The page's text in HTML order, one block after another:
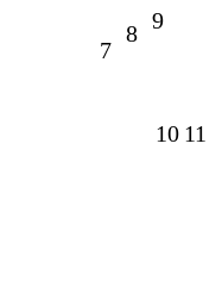
9
11
10
8
7